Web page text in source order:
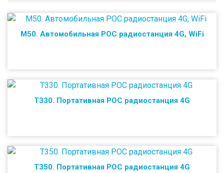
M50. Автомобильная POC радиостанция 4G, WiFi
T330. Портативная POC радиостанция 4G
T350. Портативная POC радиостанция 4G